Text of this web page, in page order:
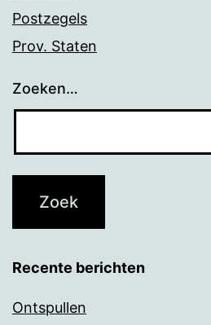
Postzegels
Prov. Staten
Zoeken…
Recente berichten
Ontspullen